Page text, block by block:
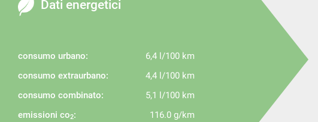
Dati energetici
consumo urbano:
6,4 l/100 km
consumo extraurbano:
4,4 l/100 km
consumo combinato:
5,1 l/100 km
emissioni co2: 116.0 g/km